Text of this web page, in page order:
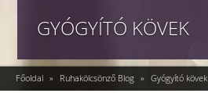
GYÓGYÍTÓ KÖVEK
Főoldal » Ruhakölcsönző Blog » Gyógyító kövek